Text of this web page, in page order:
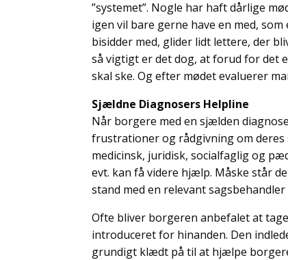
”systemet”. Nogle har haft dårlige
igen vil bare gerne have en med,
bisidder med, glider lidt lettere, der
så vigtigt er det dog, at forud for det
skal ske. Og efter mødet evaluerer
Sjældne Diagnosers Helpline
Når borgere med en sjælden
frustrationer og rådgivning om deres
medicinsk, juridisk, socialfaglig og
evt. kan få videre hjælp. Måske står
stand med en relevant
Ofte bliver borgeren anbefalet at
introduceret for hinanden. Den
grundigt klædt på til at hjælpe